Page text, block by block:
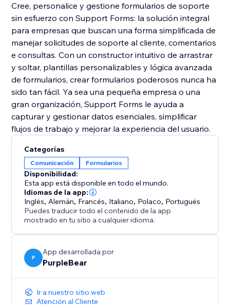
Cree, personalice y gestione formularios de soporte
sin esfuerzo con Support Forms: la solución integral
para empresas que buscan una forma simplificada de
manejar solicitudes de soporte al cliente, comentarios
e consultas. Con un constructor intuitivo de arrastrar
y soltar, plantillas personalizables y lógica avanzada
de formularios, crear formularios poderosos nunca ha
sido tan fácil. Ya sea una pequeña empresa o una
gran organización, Support Forms le ayuda a
capturar y gestionar datos esenciales, simplificar
flujos de trabajo y mejorar la experiencia del usuario.
Categorías
Comunicación Formularios
Disponibilidad:
Esta app está disponible en todo el mundo.
Idiomas de la app:
Inglés, Alemán, Francés, Italiano, Polaco, Portugués
Puedes traducir todo el contenido de la app
mostrado en tu sitio a cualquier idioma.
P
App desarrollada por
PurpleBear
Ir a nuestro sitio web
Atención al Cliente